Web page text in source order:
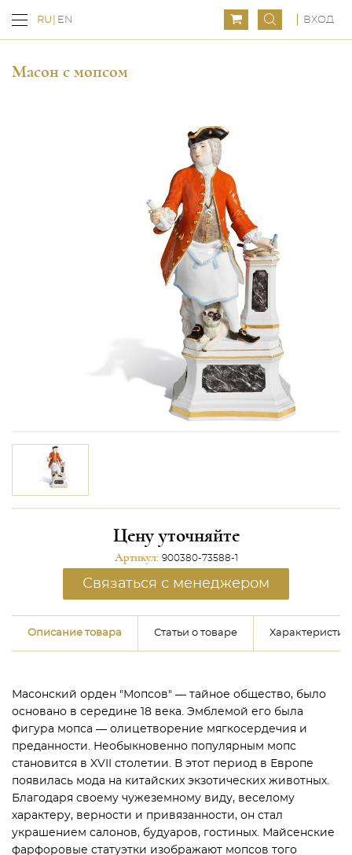
RU EN ВХОД
Масон с мопсом
Цену уточняйте
Артикул: 900380-73588-1
Связаться с менеджером
Описание товара Статьи о товаре
Масонский орден "Мопсов" — тайное общество, было
основано в середине 18 века. Эмблемой его была
фигура мопса — олицетворение мягкосердечия и
преданности. Необыкновенно популярным мопс
становится в XVII столетии. В этот период в Европе
появилась мода на китайских экзотических животных.
Благодаря своему чужеземному виду, веселому
характеру, верности и привязанности, он стал
украшением салонов, будуаров, гостиных. Майсенские
фарфоровые статуэтки изображают мопсов того